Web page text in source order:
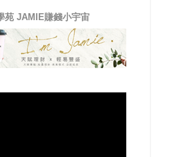
苑 JAMIE賺錢小宇宙